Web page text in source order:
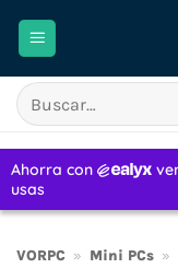
Buscar
por:
VORPC » Mini PCs »